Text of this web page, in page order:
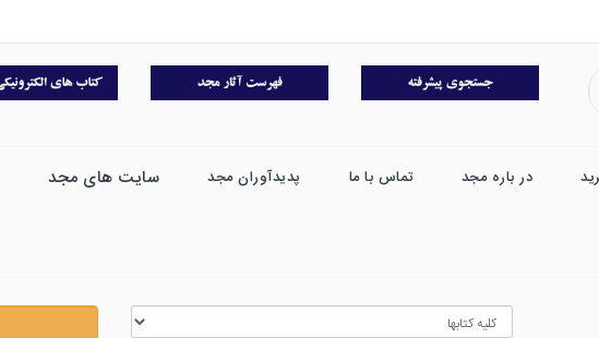
در باره مجد تماس با ما پدیدآوران مجد سایت های مجد